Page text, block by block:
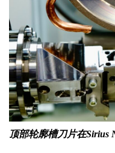
顶部轮廓槽刀片在Sirius